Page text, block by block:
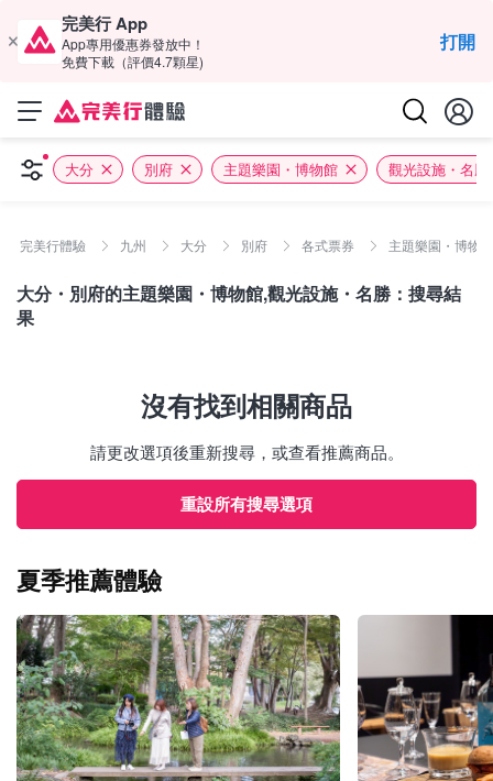
完美行 App
App專用優惠券發放中！
免費下載（評價4.7顆星)
打開
大分 別府 主題樂園・博物館 觀光設施・名勝
完美行體驗 九州 大分 別府 各式票券 主題樂園・博物
大分・別府的主題樂園・博物館,觀光設施・名勝：搜尋結
果
沒有找到相關商品
請更改選項後重新搜尋，或查看推薦商品。
重設所有搜尋選項
夏季推薦體驗